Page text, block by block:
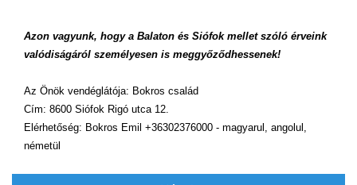
Azon vagyunk, hogy a Balaton és Siófok mellet szóló érveink
valódiságáról személyesen is meggyőződhessenek!
Az Önök vendéglátója: Bokros család
Cím: 8600 Siófok Rigó utca 12.
Elérhetőség: Bokros Emil +36302376000 - magyarul, angolul,
németül